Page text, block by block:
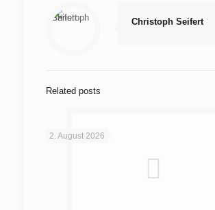
Christoph Seifert
Related posts
2. August 2026